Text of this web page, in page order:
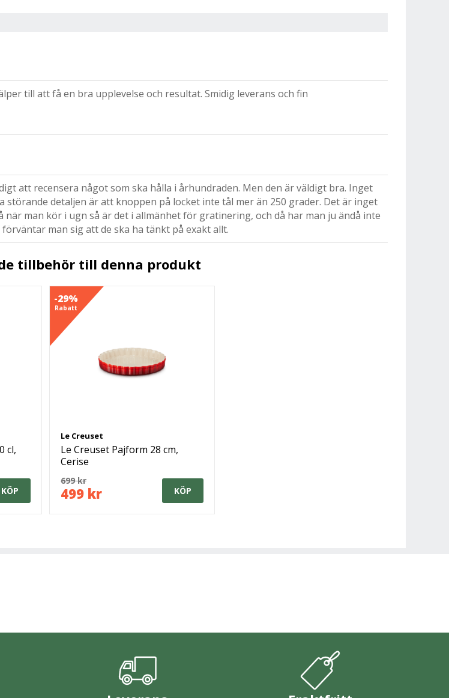
till att få en bra upplevelse och resultat. Smidig leverans och fin
att recensera något som ska hålla i århundraden. Men den är väldigt bra. Inget
störande detaljen är att knoppen på locket inte tål mer än 250 grader. Det är inget
man kör i ugn så är det i allmänhet för gratinering, och då har man ju ändå inte
man sig att de ska ha tänkt på exakt allt.
tillbehör till denna produkt
cl,
KÖP
-29%
Rabatt
Le Creuset
Le Creuset Pajform 28 cm,
Cerise
699 kr
499 kr KÖP